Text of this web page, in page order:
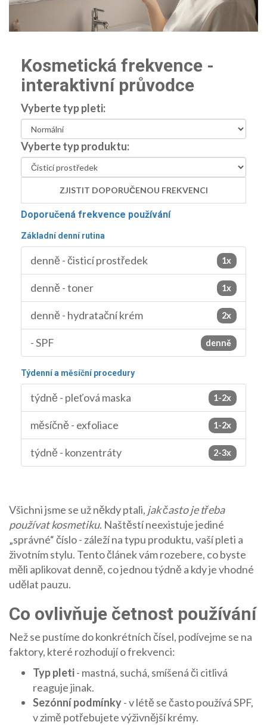
Kosmetická frekvence -
interaktivní průvodce
Vyberte typ pleti:
Vyberte typ produktu:
ZJISTIT DOPORUČENOU FREKVENCI
Doporučená frekvence používání
Základní denní rutina
1x
denně - čisticí prostředek
1x
denně - toner
2x
denně - hydratační krém
denně
- SPF
Týdenní a měsíční procedury
1-2x
týdně - pleťová maska
1-2x
měsíčně - exfoliace
2-3x
týdně - konzentráty
Všichni jsme se už někdy ptali, jak často je třeba
používat kosmetiku. Naštěstí neexistuje jediné
„správné“ číslo - záleží na typu produktu, vaší pleti a
životním stylu. Tento článek vám rozebere, co byste
měli aplikovat denně, co jednou týdně a kdy je vhodné
udělat pauzu.
Co ovlivňuje četnost používání
Než se pustíme do konkrétních čísel, podívejme se na
faktory, které rozhodují o frekvenci:
Typ pleti- mastná, suchá, smíšená či citlivá
reaguje jinak.
Sezónní podmínky- v létě se často používá SPF,
v zimě potřebujete výživnější krémy.